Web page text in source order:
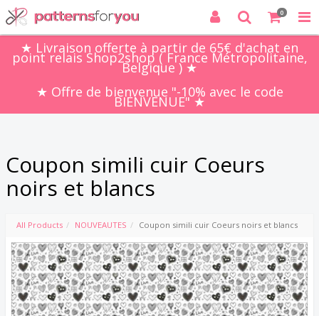
★ Livraison offerte à partir de 65€ d'achat en
point relais Shop2shop ( France Métropolitaine,
Belgique ) ★
★ Offre de bienvenue "-10% avec le code
BIENVENUE" ★
0
Coupon simili cuir Coeurs
noirs et blancs
All Products NOUVEAUTES Coupon simili cuir Coeurs noirs et blancs